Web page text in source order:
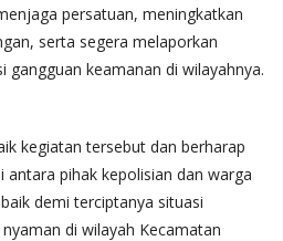
persatuan, meningkatkan
serta segera melaporkan
gangguan keamanan di wilayahnya.
kegiatan tersebut dan berharap
pihak kepolisian dan warga
demi terciptanya situasi
di wilayah Kecamatan